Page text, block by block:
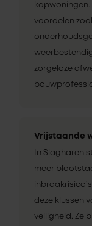
kapwoningen.
voordelen
zorgeloze
Vrijstaande
In Slagharen
meer
deze klussen
veiligheid. Ze